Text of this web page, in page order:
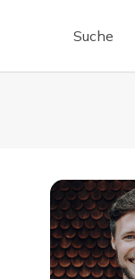
Suche
Call-